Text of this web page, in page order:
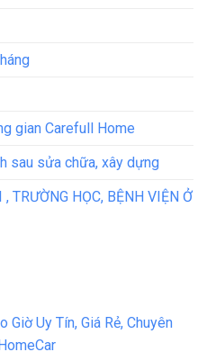
gian Carefull Home
sau sửa chữa, xây dựng
TRƯỜNG HỌC, BỆNH VIỆN Ở
Giờ Uy Tín, Giá Rẻ, Chuyên